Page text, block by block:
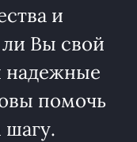
и
Вы свой
надежные
помочь